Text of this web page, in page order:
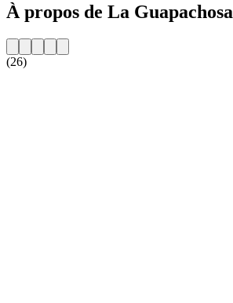
À propos de La Guapachosa
(26)